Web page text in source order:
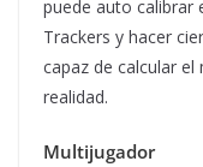
puede auto calibrar
Trackers y hacer
capaz de calcular
realidad.
Multijugador